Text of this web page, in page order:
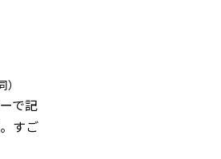
で記
すご